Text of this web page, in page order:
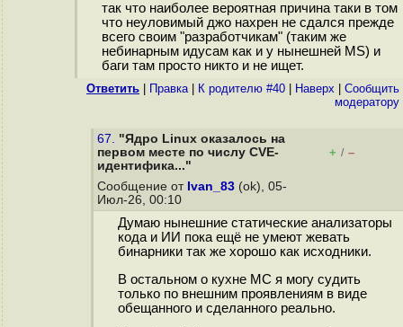
так что наиболее вероятная причина таки в том
что неуловимый джо нахрен не сдался прежде
всего своим "разработчикам" (таким же
небинарным идусам как и у нынешней MS) и
баги там просто никто и не ищет.
Ответить Правка| К родителю #40 Наверх
Cообщить
модератору
67. "Ядро Linux оказалось на
первом месте по числу CVE-
идентифика..."
+ / –
Сообщение от Ivan_83 (ok), 05-
Июл-26, 00:10
Думаю нынешние статические анализаторы
кода и ИИ пока ещё не умеют жевать
бинарники так же хорошо как исходники.
В остальном о кухне МС я могу судить
только по внешним проявлениям в виде
обещанного и сделанного реально.